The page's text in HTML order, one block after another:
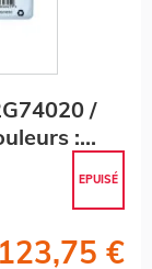
/
:
EPUISÉ
123,75 €